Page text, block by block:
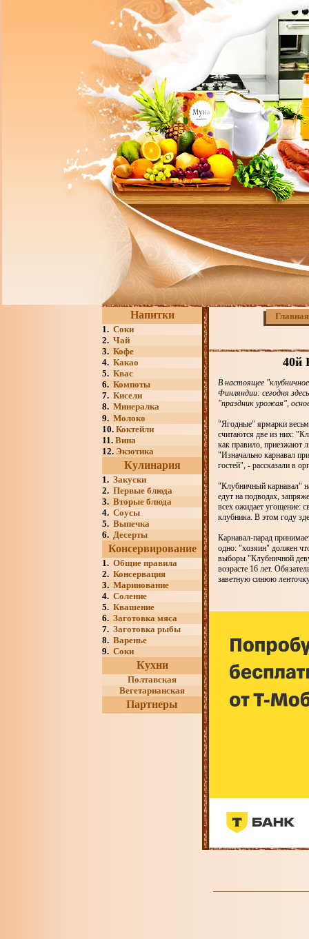
Напитки
1. Соки
2. Чай
3. Кофе
4. Какао
5. Квас
6. Компоты
7. Кисели
8. Минералка
9. Молоко
10. Коктейли
11. Вина
12. Экзотика
Кулинария
1. Закуски
2. Первые блюда
3. Вторые блюда
4. Соусы
5. Выпечка
6. Десерты
Консервирование
1. Общие правила
2. Консервация
3. Маринование
4. Соление
5. Квашение
6. Заготовка мяса
7. Заготовка рыбы
8. Варенье
9. Соки
Кухни
Полтавская
Вегетарианская
Партнеры
Главная
В настоящее
Финляндии: сегодня
"праздник урожая",
"Ягодные" ярмарки
считаются две из них:
как правило, приезжают
"Изначально карнавал
гостей", - рассказали в
"Клубничный карнавал"
едут на подводах,
всех ожидает угощение:
клубника. В этом году
Карнавал-парад
одно: "хозяин" должен
выборы "Клубничной
возрасте 16 лет.
заветную синюю